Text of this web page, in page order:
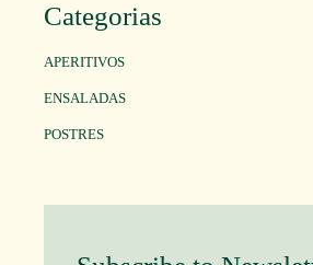
Categorias
APERITIVOS
ENSALADAS
POSTRES